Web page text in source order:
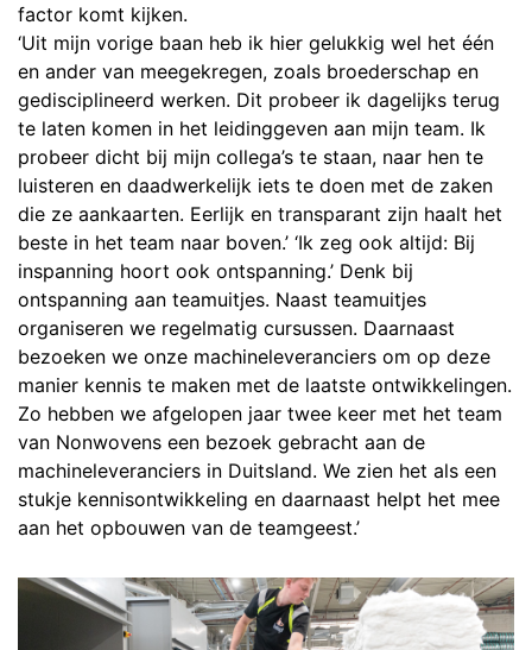
factor komt kijken.
‘Uit mijn vorige baan heb ik hier gelukkig wel het één
en ander van meegekregen, zoals broederschap en
gedisciplineerd werken. Dit probeer ik dagelijks terug
te laten komen in het leidinggeven aan mijn team. Ik
probeer dicht bij mijn collega’s te staan, naar hen te
luisteren en daadwerkelijk iets te doen met de zaken
die ze aankaarten. Eerlijk en transparant zijn haalt het
beste in het team naar boven.’ ‘Ik zeg ook altijd: Bij
inspanning hoort ook ontspanning.’ Denk bij
ontspanning aan teamuitjes. Naast teamuitjes
organiseren we regelmatig cursussen. Daarnaast
bezoeken we onze machineleveranciers om op deze
manier kennis te maken met de laatste ontwikkelingen.
Zo hebben we afgelopen jaar twee keer met het team
van Nonwovens een bezoek gebracht aan de
machineleveranciers in Duitsland. We zien het als een
stukje kennisontwikkeling en daarnaast helpt het mee
aan het opbouwen van de teamgeest.’